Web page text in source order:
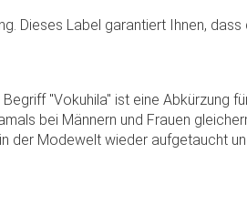
Dieses Label garantiert Ihnen,
"Vokuhila" ist eine Abkürzung
bei Männern und Frauen
der Modewelt wieder aufgetaucht